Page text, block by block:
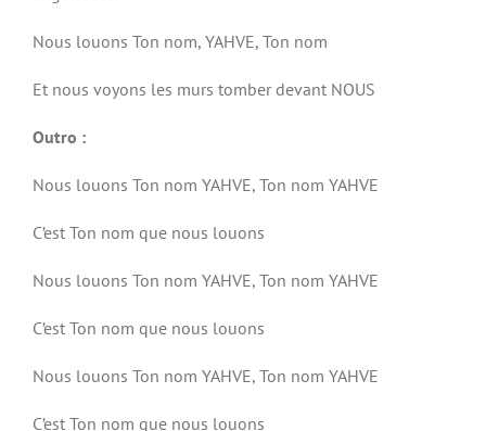
Nous louons Ton nom, YAHVE, Ton nom
Et nous voyons les murs tomber devant NOUS
Outro :
Nous louons Ton nom YAHVE, Ton nom YAHVE
C’est Ton nom que nous louons
Nous louons Ton nom YAHVE, Ton nom YAHVE
C’est Ton nom que nous louons
Nous louons Ton nom YAHVE, Ton nom YAHVE
C’est Ton nom que nous louons